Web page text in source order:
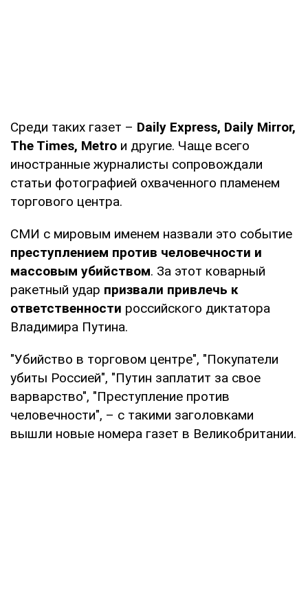
Среди таких газет – Daily Express, Daily Mirror,
The Times, Metro и другие. Чаще всего
иностранные журналисты сопровождали
статьи фотографией охваченного пламенем
торгового центра.
СМИ с мировым именем назвали это событие
преступлением против человечности и
массовым убийством. За этот коварный
ракетный удар призвали привлечь к
ответственности российского диктатора
Владимира Путина.
"Убийство в торговом центре", "Покупатели
убиты Россией", "Путин заплатит за свое
варварство", "Преступление против
человечности", – с такими заголовками
вышли новые номера газет в Великобритании.